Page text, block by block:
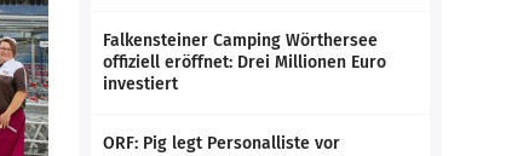
Falkensteiner Camping Wörthersee
offiziell eröffnet: Drei Millionen Euro
investiert
ORF: Pig legt Personalliste vor